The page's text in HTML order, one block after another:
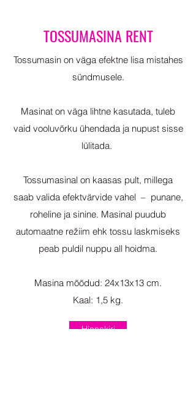
TOSSUMASINA RENT
Tossumasin on väga efektne lisa mistahes
sündmusele.
Masinat on väga lihtne kasutada, tuleb
vaid vooluvõrku ühendada ja nupust sisse
lülitada.
Tossumasinal on kaasas pult, millega
saab valida efektvärvide vahel – punane,
roheline ja sinine. Masinal puudub
automaatne režiim ehk tossu laskmiseks
peab puldil nuppu all hoidma.
Masina mõõdud: 24x13x13 cm.
Kaal: 1,5 kg.
Hinnakiri